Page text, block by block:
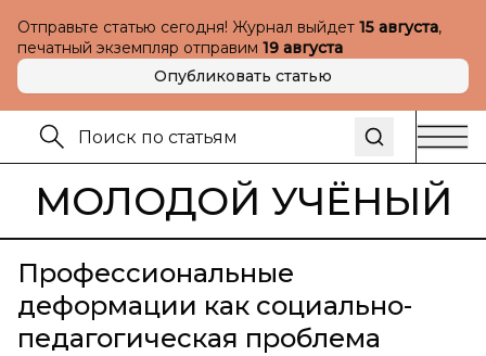
Отправьте статью сегодня! Журнал выйдет 15 августа,
печатный экземпляр отправим 19 августа
Опубликовать статью
МОЛОДОЙ УЧЁНЫЙ
Профессиональные
деформации как социально-
педагогическая проблема